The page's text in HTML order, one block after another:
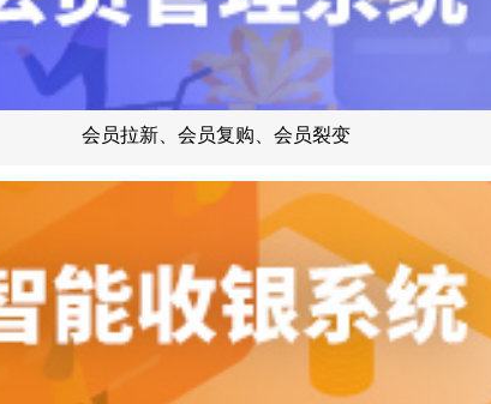
会员拉新、会员复购、会员裂变